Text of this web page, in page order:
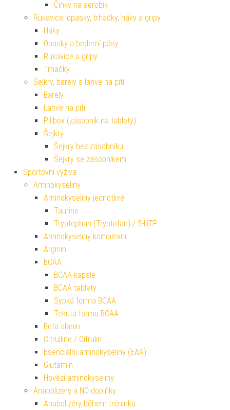
Činky na aerobik
Rukavice, opasky, trhačky, háky a gripy
Háky
Opasky a bederní pásy
Rukavice a gripy
Trhačky
Šejkry, barely a lahve na pití
Barely
Lahve na pití
Pillbox (zásobník na tablety)
Šejkry
Šejkry bez zásobníku
Šejkry se zásobníkem
Sportovní výživa
Aminokyseliny
Aminokyseliny jednotlivé
Taurine
Tryptophan (Tryptofan) / 5-HTP
Aminokyseliny komplexní
Arginin
BCAA
BCAA kapsle
BCAA tablety
Sypká forma BCAA
Tekutá forma BCAA
Beta alanin
Citrulline / Citrulin
Esenciální aminokyseliny (EAA)
Glutamin
Hovězí aminokyseliny
Anabolizéry a NO doplňky
Anabolizéry během tréninku